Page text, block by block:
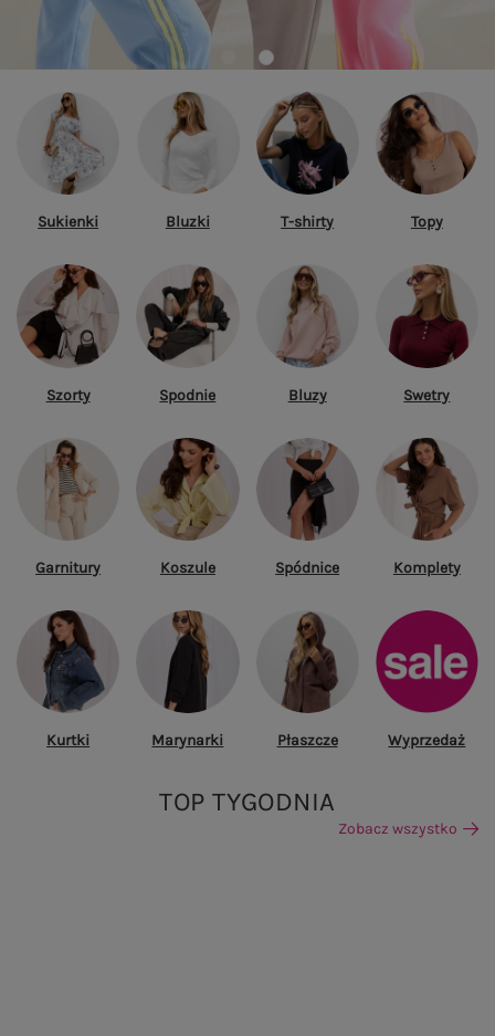
Sukienki Bluzki T-shirty Topy
Szorty Spodnie Bluzy Swetry
Garnitury Koszule Spódnice Komplety
Kurtki Marynarki Płaszcze Wyprzedaż
TOP TYGODNIA
Zobacz wszystko